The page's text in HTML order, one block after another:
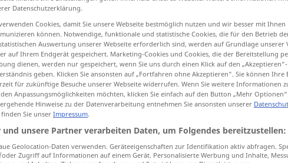
antippen)
sosie
Datenschutzerklärung.
Cookies, damit Sie unsere Webseite bestmöglich nutzen und wir besser mit Ihnen
können. Notwendige, funktionale und statistische Cookies, die für den Betrieb
Auswertung unserer Webseite erforderlich sind, werden auf Grundlage unserer
auf Ihrem Endgerät gespeichert. Marketing-Cookies und Cookies, die der Bereitstellung
dienen, werden nur gespeichert, wenn Sie uns durch einen Klick auf den
geben. Klicken Sie ansonsten auf „Fortfahren ohne Akzeptieren“. Sie können
für zukünftige Besuche unserer Webseite widerrufen. Wenn Sie weitere Informationen
Anpassungsmöglichkeiten möchten, klicken Sie einfach auf den Button „Mehr
Hinweise zu der Datenverarbeitung entnehmen Sie ansonsten unserer
finden Sie unser Impressum.
und unsere Partner verarbeiten Daten, um Folgendes bereitzustellen:
Geolocation-Daten verwenden. Geräteeigenschaften zur Identifikation aktiv abfragen.
Zugriff auf Informationen auf einem Gerät. Personalisierte Werbung und Inhalte,